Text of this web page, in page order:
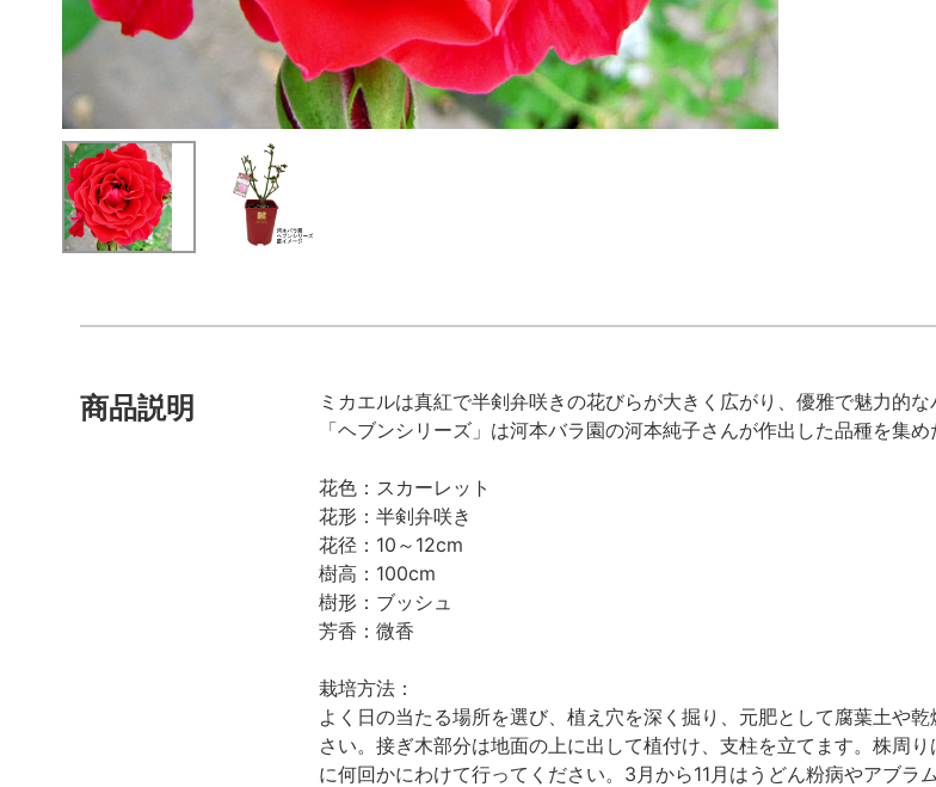
商品説明
ミカエルは真紅で半剣弁咲きの花びらが大きく広がり、優雅で魅力的
「ヘブンシリーズ」は河本バラ園の河本純子さんが作出した品種を集め
花色：スカーレット
花形：半剣弁咲き
花径：10～12cm
樹高：100cm
樹形：ブッシュ
芳香：微香
栽培方法：
よく日の当たる場所を選び、植え穴を深く掘り、元肥として腐葉土や
さい。接ぎ木部分は地面の上に出して植付け、支柱を立てます。株周
に何回かにわけて行ってください。3月から11月はうどん粉病やアブ